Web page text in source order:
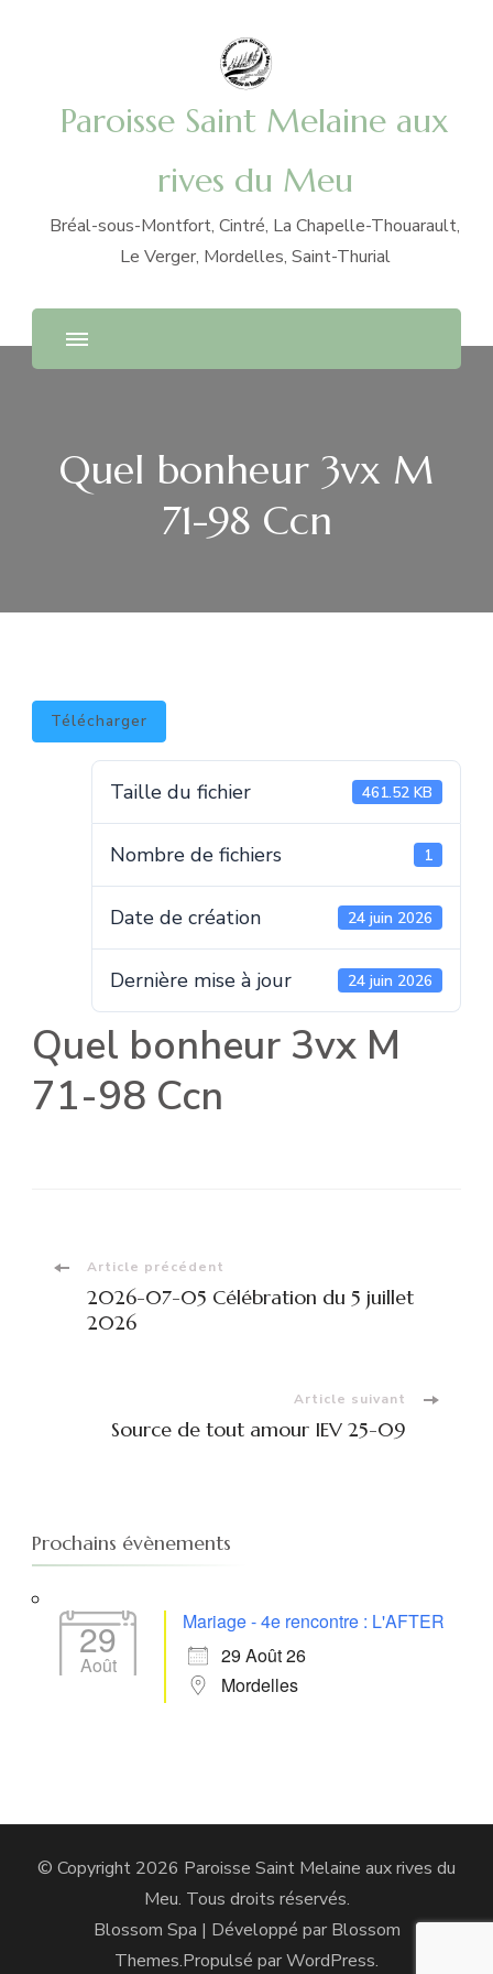
Paroisse Saint Melaine aux
rives du Meu
Bréal-sous-Montfort, Cintré, La Chapelle-Thouarault,
Le Verger, Mordelles, Saint-Thurial
Quel bonheur 3vx M
71-98 Ccn
Télécharger
Taille du fichier 461.52 KB
Nombre de fichiers 1
Date de création 24 juin 2026
Dernière mise à jour 24 juin 2026
Quel bonheur 3vx M
71-98 Ccn
Navigation
d'article
Article précédent
2026-07-05 Célébration du 5 juillet
2026
Article suivant
Source de tout amour IEV 25-09
Prochains évènements
29
Août
Mariage - 4e rencontre : L'AFTER
29 Août 26
Mordelles
© Copyright 2026 Paroisse Saint Melaine aux rives du
Meu. Tous droits réservés.
Blossom Spa | Développé par Blossom
Themes.Propulsé parWordPress.